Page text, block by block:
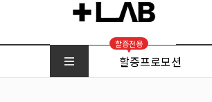
할증전용
할증프로모션